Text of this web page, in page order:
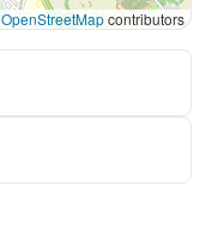
OpenStreetMapcontributors